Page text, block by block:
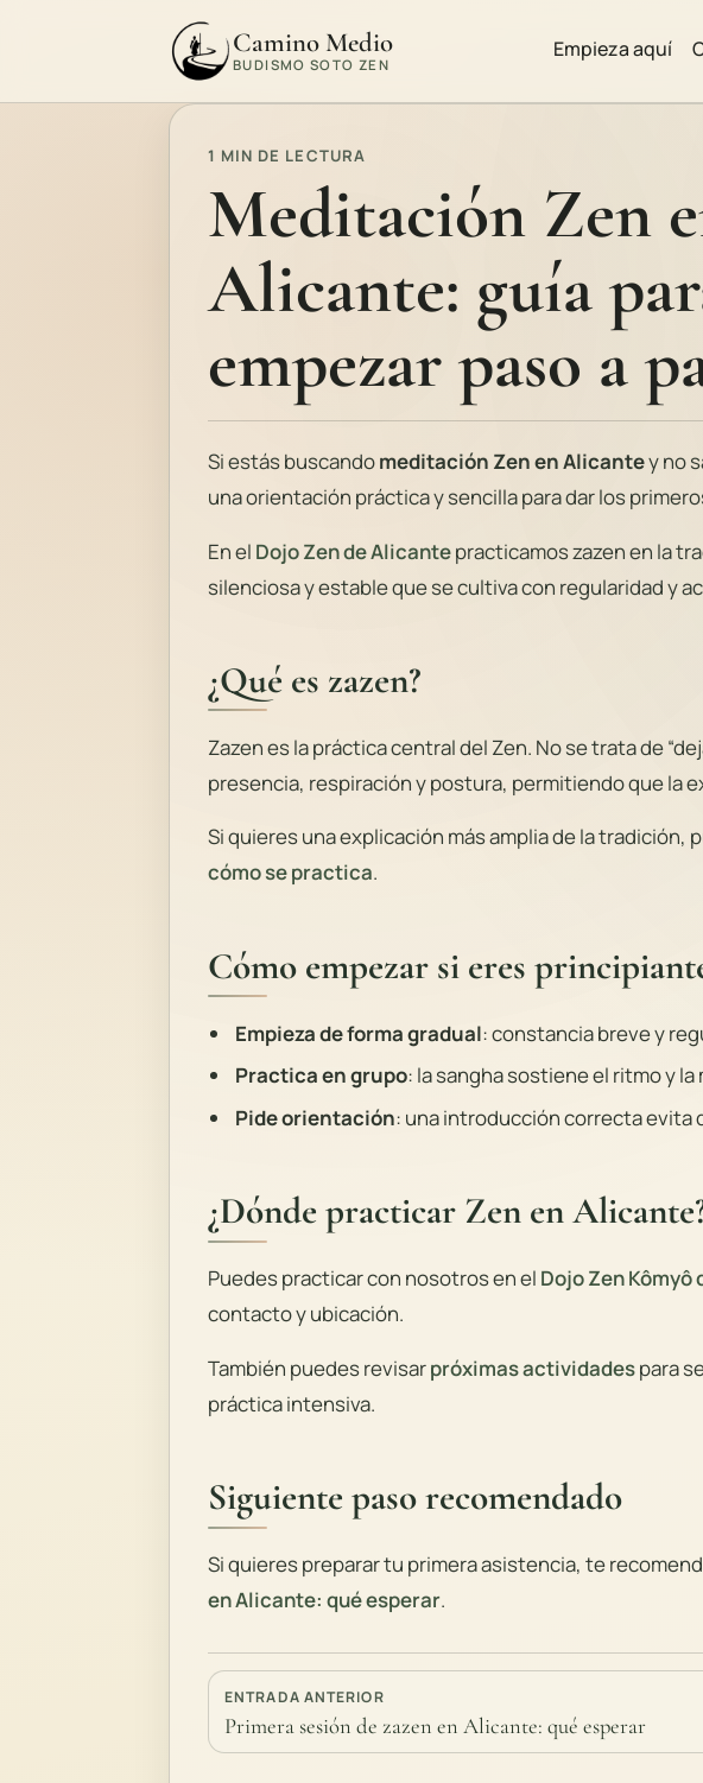
Camino Medio
BUDISMO SOTO ZEN
Empieza aquí
1 MIN DE LECTURA
Meditación Zen
Alicante: guía
empezar paso a
Si estás buscandomeditación Zen en Alicantey no
una orientación práctica y sencilla para dar los
En el Dojo Zen de Alicantepracticamos zazen en la
silenciosa y estable que se cultiva con regularidad y
¿Qué es zazen?
Zazen es la práctica central del Zen. No se trata de
presencia, respiración y postura, permitiendo que la
Si quieres una explicación más amplia de la tradición,
cómo se practica.
Cómo empezar si eres
Empieza de forma gradual: constancia breve y
Practica en grupo: la sangha sostiene el ritmo y la
Pide orientación: una introducción correcta evita
¿Dónde practicar Zen en
Puedes practicar con nosotros en el Dojo Zen Kômyô
contacto y ubicación.
También puedes revisarpróximas actividadespara
práctica intensiva.
Siguiente paso recomendado
Si quieres preparar tu primera asistencia, te
en Alicante: qué esperar.
ENTRADA ANTERIOR
Primera sesión de zazen en Alicante: qué esperar